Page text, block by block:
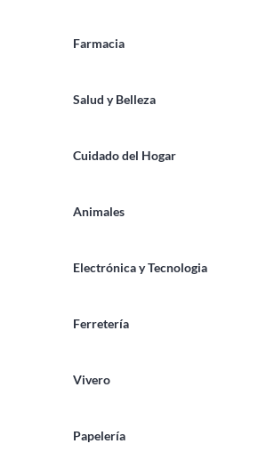
Farmacia
Salud y Belleza
Cuidado del Hogar
Animales
Electrónica y Tecnologia
Ferretería
Vivero
Papelería